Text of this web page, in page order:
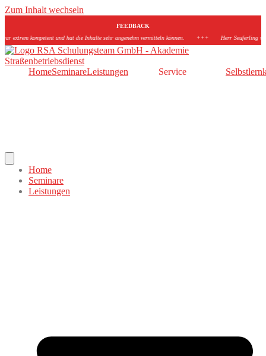
Zum Inhalt wechseln
FEEDBACK
und hat die Inhalte sehr angenehm vermitteln können.
+++ Herr Seuferling war ein
HomeSeminareLeistungen Service
Home
Seminare
Leistungen